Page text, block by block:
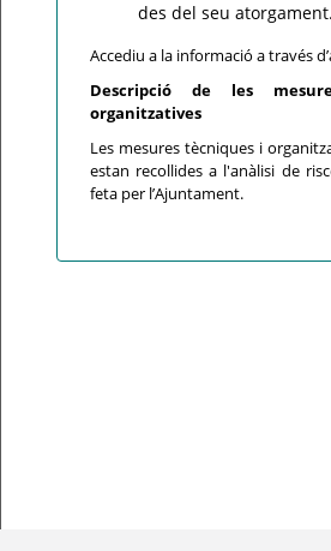
des del seu atorgament.
Accediu a la informació a través
Descripció de les
organitzatives
Les mesures tècniques i
estan recollides a l'anàlisi de
feta per l’Ajuntament.